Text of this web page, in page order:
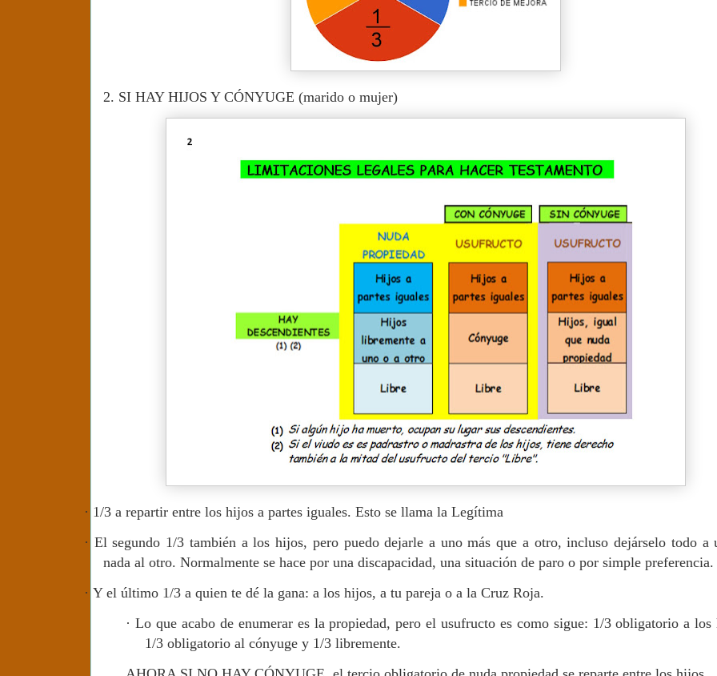
2. SI HAY HIJOS Y CÓNYUGE (marido o mujer)
· 1/3 a repartir entre los hijos a partes iguales. Esto se llama la Legítima
· El segundo 1/3 también a los hijos, pero puedo dejarle a uno más que a otro, incluso dejárselo todo a
nada al otro. Normalmente se hace por una discapacidad, una situación de paro o por simple preferencia.
· Y el último 1/3 a quien te dé la gana: a los hijos, a tu pareja o a la Cruz Roja.
·Lo que acabo de enumerar es la propiedad, pero el usufructo es como sigue: 1/3 obligatorio a los
1/3 obligatorio al cónyuge y 1/3 libremente.